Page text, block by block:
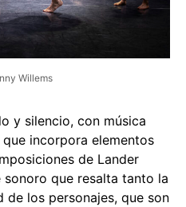
Willems
y silencio, con música
incorpora elementos
de Lander
sonoro que resalta tanto la
los personajes, que son